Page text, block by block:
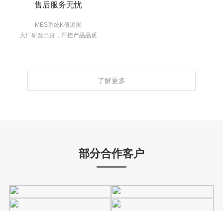
售后服务无忧
MES系统K值追溯
大厂研发出身，严控产品品质
了解更多
部分合作客户